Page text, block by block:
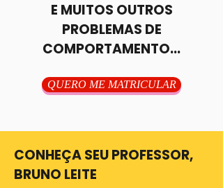
E MUITOS OUTROS
PROBLEMAS DE
COMPORTAMENTO...
QUERO ME MATRICULAR
CONHEÇA SEU PROFESSOR,
BRUNO LEITE